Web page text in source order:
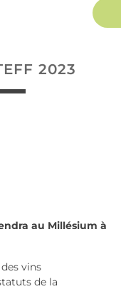
2023
au Millésium à
vins
de la